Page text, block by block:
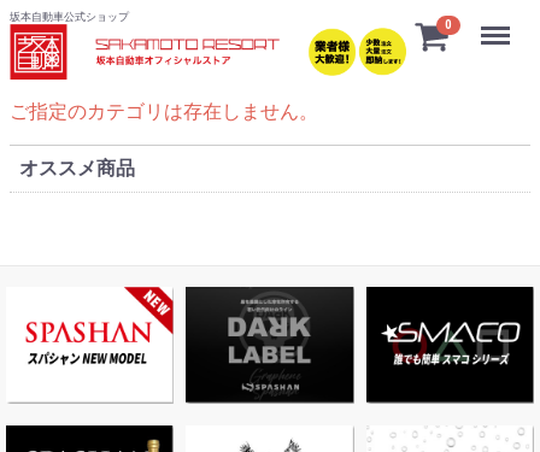
坂本自動車公式ショップ
0 Menu
ご指定のカテゴリは存在しません。
オススメ商品